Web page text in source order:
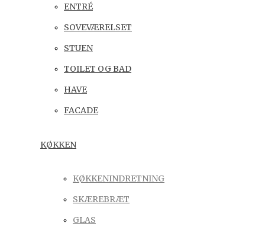
ENTRÉ
SOVEVÆRELSET
STUEN
TOILET OG BAD
HAVE
FACADE
KØKKEN
KØKKENINDRETNING
SKÆREBRÆT
GLAS